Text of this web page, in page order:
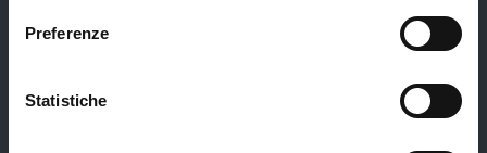
Preferenze
Statistiche
Lauree Professioni Sanitarie
Nucleo di Cure Primarie (NCP)